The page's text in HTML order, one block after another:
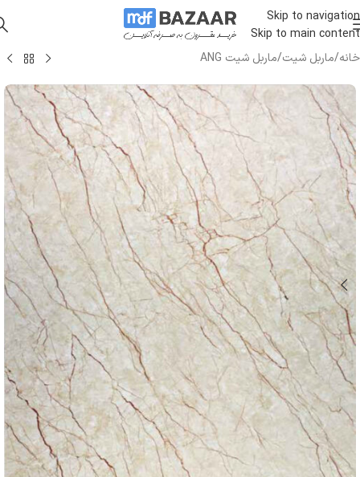
Skip to navigation
Skip to main content
خانه/ماربل شیت/ماربل شیت ANG